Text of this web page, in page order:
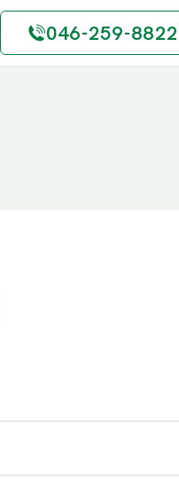
046-259-8822